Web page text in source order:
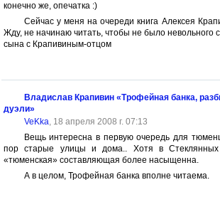
конечно же, опечатка :)
Сейчас у меня на очереди книга Алексея
Жду, не начинаю читать, чтобы не было невольного
сына с Крапивиным-отцом
Владислав Крапивин «Трофейная банка,
дуэли»
VeKka, 18 апреля 2008 г. 07:13
Вещь интересна в первую очередь для
пор старые улицы и дома.. Хотя в Стеклянных
«тюменская» составляющая более насыщенна.
А в целом, Трофейная банка вполне читаема.